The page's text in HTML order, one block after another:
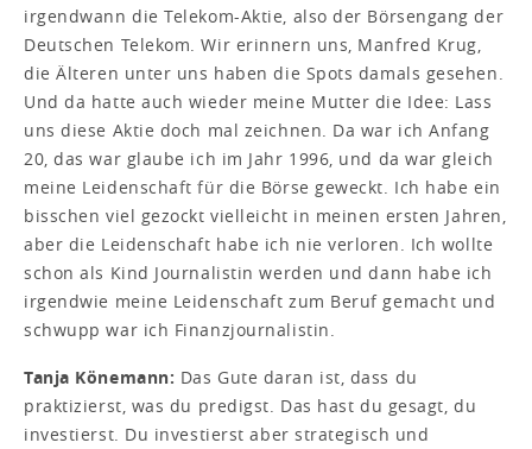
irgendwann die Telekom-Aktie, also der Börsengang der
Deutschen Telekom. Wir erinnern uns, Manfred Krug,
die Älteren unter uns haben die Spots damals gesehen.
Und da hatte auch wieder meine Mutter die Idee: Lass
uns diese Aktie doch mal zeichnen. Da war ich Anfang
20, das war glaube ich im Jahr 1996, und da war gleich
meine Leidenschaft für die Börse geweckt. Ich habe ein
bisschen viel gezockt vielleicht in meinen ersten Jahren,
aber die Leidenschaft habe ich nie verloren. Ich wollte
schon als Kind Journalistin werden und dann habe ich
irgendwie meine Leidenschaft zum Beruf gemacht und
schwupp war ich Finanzjournalistin.
Tanja Könemann: Das Gute daran ist, dass du
praktizierst, was du predigst. Das hast du gesagt, du
investierst. Du investierst aber strategisch und